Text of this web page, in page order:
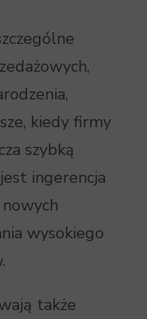
kiedy firmy
szybką
ingerencja
wysokiego
także